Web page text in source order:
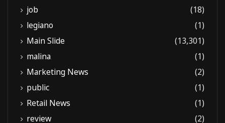
job
(18)
legiano
(1)
Main Slide
(13,301)
malina
(1)
Marketing News
(2)
public
(1)
Retail News
(1)
review
(2)